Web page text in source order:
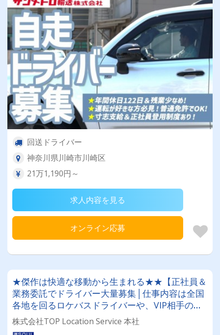
回送ドライバー
神奈川県川崎市川崎区
21万1,190円～
求人内容を見る
オンライン応募
★傑作は快適な移動から生まれる★★【正社員＆
業務委託でドライバー大量募集│仕事内容は全国
各地を回るロケバスドライバーや、VIP相手のハ
イヤードライバーなど！★★社員寮完備！引越祝
金10万円支給（規定有）あります！★★
株式会社TOP Location Service 本社